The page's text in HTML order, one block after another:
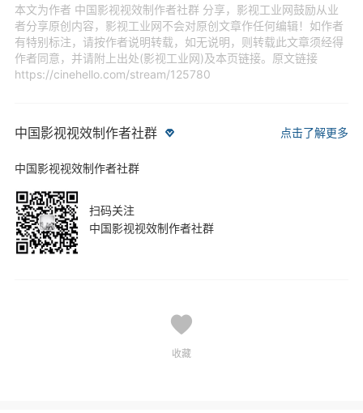
本文为作者 中国影视视效制作者社群 分享，影视工业网鼓励从业
者分享原创内容，影视工业网不会对原创文章作任何编辑！如作者
有特别标注，请按作者说明转载，如无说明，则转载此文章须经得
作者同意，并请附上出处(影视工业网)及本页链接。原文链接
https://cinehello.com/stream/125780
中国影视视效制作者社群 点击了解更多
中国影视视效制作者社群
扫码关注
中国影视视效制作者社群
收藏